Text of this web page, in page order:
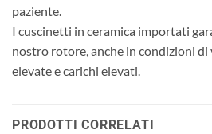
paziente.
I cuscinetti in ceramica importati
nostro rotore, anche in condizioni
elevate e carichi elevati.
PRODOTTI CORRELATI